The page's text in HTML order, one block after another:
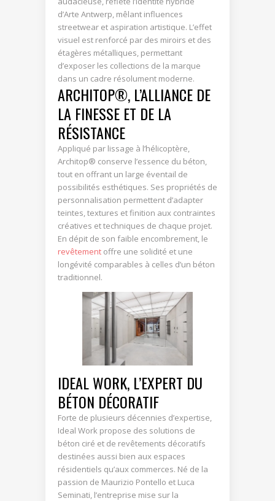
d’Arte Antwerp, mêlant influences
streetwear et aspiration artistique. L’effet
visuel est renforcé par des miroirs et des
étagères métalliques, permettant
d’exposer les collections de la marque
dans un cadre résolument moderne.
ARCHITOP®, L’ALLIANCE DE
LA FINESSE ET DE LA
RÉSISTANCE
Appliqué par lissage à l’hélicoptère,
Architop® conserve l’essence du béton,
tout en offrant un large éventail de
possibilités esthétiques. Ses propriétés de
personnalisation permettent d’adapter
teintes, textures et finition aux contraintes
créatives et techniques de chaque projet.
En dépit de son faible encombrement, le
revêtement offre une solidité et une
longévité comparables à celles d’un béton
traditionnel.
IDEAL WORK, L’EXPERT DU
BÉTON DÉCORATIF
Forte de plusieurs décennies d’expertise,
Ideal Work propose des solutions de
béton ciré et de revêtements décoratifs
destinées aussi bien aux espaces
résidentiels qu’aux commerces. Né de la
passion de Maurizio Pontello et Luca
Seminati, l’entreprise mise sur la